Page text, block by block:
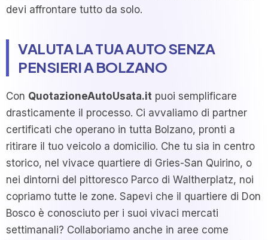
devi affrontare tutto da solo.
VALUTA LA TUA AUTO SENZA
PENSIERI A BOLZANO
Con QuotazioneAutoUsata.it puoi semplificare
drasticamente il processo. Ci avvaliamo di partner
certificati che operano in tutta Bolzano, pronti a
ritirare il tuo veicolo a domicilio. Che tu sia in centro
storico, nel vivace quartiere di Gries-San Quirino, o
nei dintorni del pittoresco Parco di Waltherplatz, noi
copriamo tutte le zone. Sapevi che il quartiere di Don
Bosco è conosciuto per i suoi vivaci mercati
settimanali? Collaboriamo anche in aree come